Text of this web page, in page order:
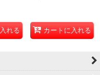
れる カートに入れる